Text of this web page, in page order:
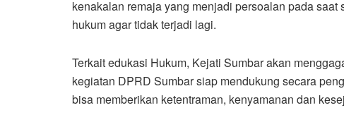
kenakalan remaja yang menjadi persoalan pada
hukum agar tidak terjadi lagi.
Terkait edukasi Hukum, Kejati Sumbar akan
kegiatan DPRD Sumbar siap mendukung secara
bisa memberikan ketentraman, kenyamanan dan